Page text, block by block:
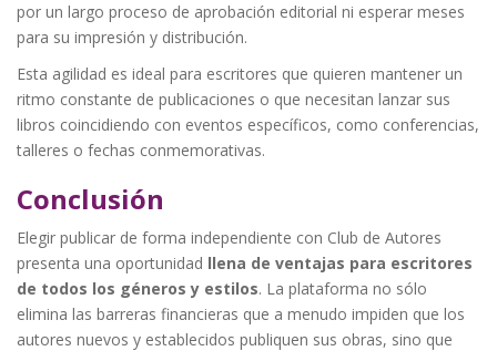
por un largo proceso de aprobación editorial ni esperar meses
para su impresión y distribución.
Esta agilidad es ideal para escritores que quieren mantener un
ritmo constante de publicaciones o que necesitan lanzar sus
libros coincidiendo con eventos específicos, como conferencias,
talleres o fechas conmemorativas.
Conclusión
Elegir publicar de forma independiente con Club de Autores
presenta una oportunidad llena de ventajas para escritores
de todos los géneros y estilos. La plataforma no sólo
elimina las barreras financieras que a menudo impiden que los
autores nuevos y establecidos publiquen sus obras, sino que